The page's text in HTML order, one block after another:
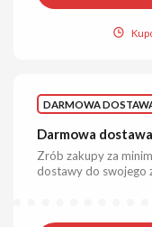
DARMOWA
Darmowa
Zrób zakupy za
dostawy do swojego